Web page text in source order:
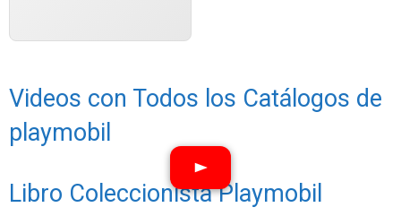
Videos con Todos los Catálogos de
playmobil
Libro Coleccionista Playmobil